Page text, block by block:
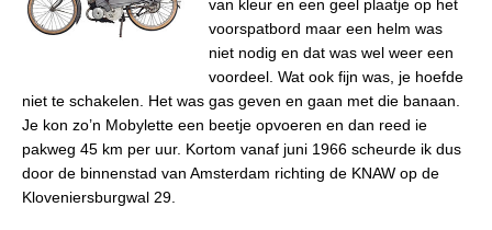
van kleur en een geel plaatje op het
voorspatbord maar een helm was
niet nodig en dat was wel weer een
voordeel. Wat ook fijn was, je hoefde
niet te schakelen. Het was gas geven en gaan met die banaan.
Je kon zo’n Mobylette een beetje opvoeren en dan reed ie
pakweg 45 km per uur. Kortom vanaf juni 1966 scheurde ik dus
door de binnenstad van Amsterdam richting de KNAW op de
Kloveniersburgwal 29.